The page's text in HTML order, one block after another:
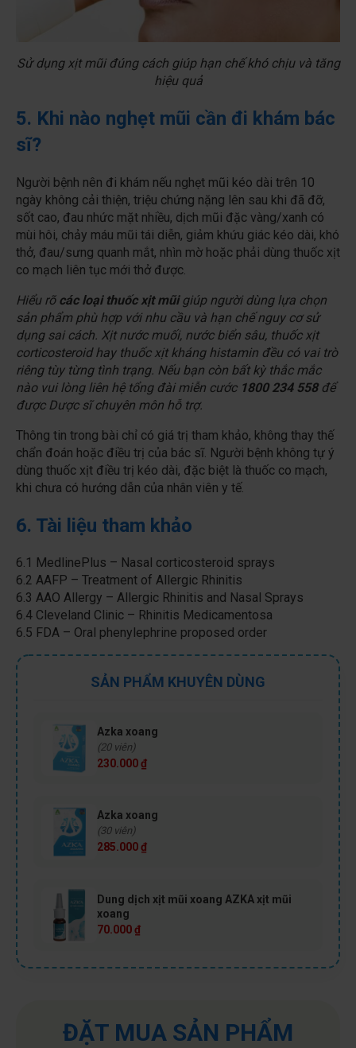
Sử dụng xịt mũi đúng cách giúp hạn chế khó chịu và tăng
hiệu quả
5. Khi nào nghẹt mũi cần đi khám bác
sĩ?
Người bệnh nên đi khám nếu nghẹt mũi kéo dài trên 10
ngày không cải thiện, triệu chứng nặng lên sau khi đã đỡ,
sốt cao, đau nhức mặt nhiều, dịch mũi đặc vàng/xanh có
mùi hôi, chảy máu mũi tái diễn, giảm khứu giác kéo dài, khó
thở, đau/sưng quanh mắt, nhìn mờ hoặc phải dùng thuốc xịt
co mạch liên tục mới thở được.
Hiểu rõ các loại thuốc xịt mũigiúp người dùng lựa chọn
sản phẩm phù hợp với nhu cầu và hạn chế nguy cơ sử
dụng sai cách. Xịt nước muối, nước biển sâu, thuốc xịt
corticosteroid hay thuốc xịt kháng histamin đều có vai trò
riêng tùy từng tình trạng. Nếu bạn còn bất kỳ thắc mắc
nào vui lòng liên hệ tổng đài miễn cước 1800 234 558để
được Dược sĩ chuyên môn hỗ trợ.
Thông tin trong bài chỉ có giá trị tham khảo, không thay thế
chẩn đoán hoặc điều trị của bác sĩ. Người bệnh không tự ý
dùng thuốc xịt điều trị kéo dài, đặc biệt là thuốc co mạch,
khi chưa có hướng dẫn của nhân viên y tế.
6. Tài liệu tham khảo
6.1 MedlinePlus – Nasal corticosteroid sprays
6.2 AAFP – Treatment of Allergic Rhinitis
6.3 AAO Allergy – Allergic Rhinitis and Nasal Sprays
6.4 Cleveland Clinic – Rhinitis Medicamentosa
6.5 FDA – Oral phenylephrine proposed order
SẢN PHẨM KHUYÊN DÙNG
Azka xoang
(20 viên)
230.000₫
Azka xoang
(30 viên)
285.000₫
Dung dịch xịt mũi xoang AZKA xịt mũi
xoang
70.000₫
ĐẶT MUA SẢN PHẨM